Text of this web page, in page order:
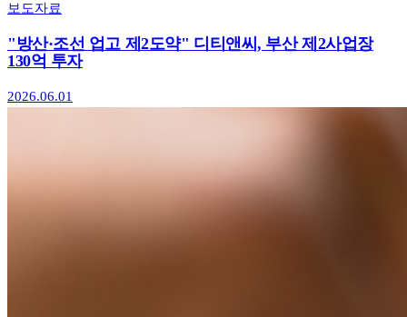
보도자료
"방산·조선 업고 제2도약" 디티앤씨, 부산 제2사업장
130억 투자
2026.06.01